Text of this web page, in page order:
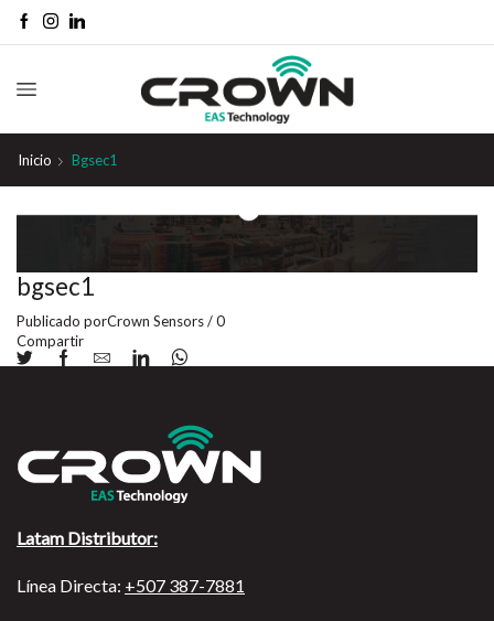
Inicio Bgsec1
bgsec1
Publicado porCrown Sensors/0
Compartir
Latam Distributor:
Línea Directa: +507 387-7881